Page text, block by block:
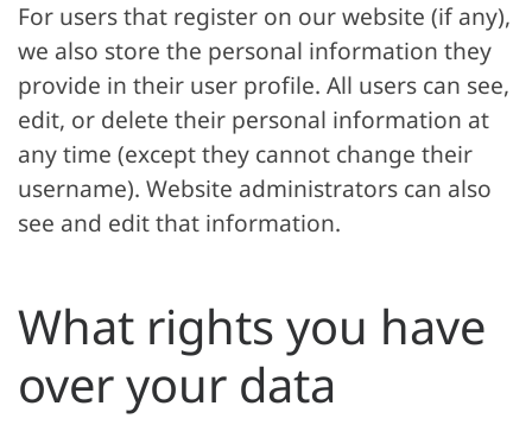
For users that register on our website (if any),
we also store the personal information they
provide in their user profile. All users can see,
edit, or delete their personal information at
any time (except they cannot change their
username). Website administrators can also
see and edit that information.
What rights you have
over your data